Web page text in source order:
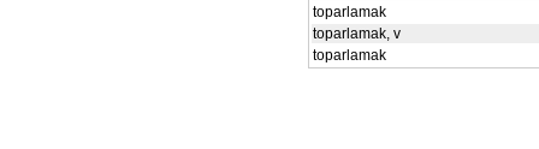
toparlamak
toparlamak, v
toparlamak